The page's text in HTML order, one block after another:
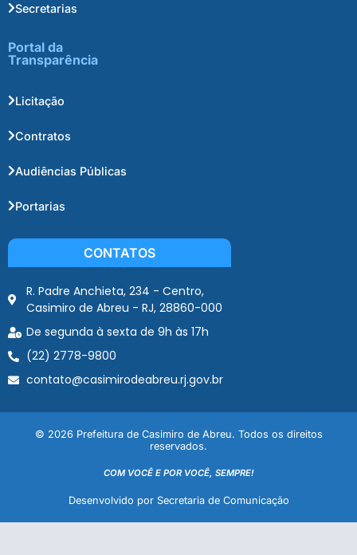
Secretarias
Portal da
Transparência
Licitação
Contratos
Audiências Públicas
Portarias
CONTATOS
R. Padre Anchieta, 234 - Centro,
Casimiro de Abreu - RJ, 28860-000
De segunda à sexta de 9h às 17h
(22) 2778-9800
contato@casimirodeabreu.rj.gov.br
© 2026 Prefeitura de Casimiro de Abreu. Todos os direitos
reservados.
COM VOCÊ E POR VOCÊ, SEMPRE!
Desenvolvido por Secretaria de Comunicação